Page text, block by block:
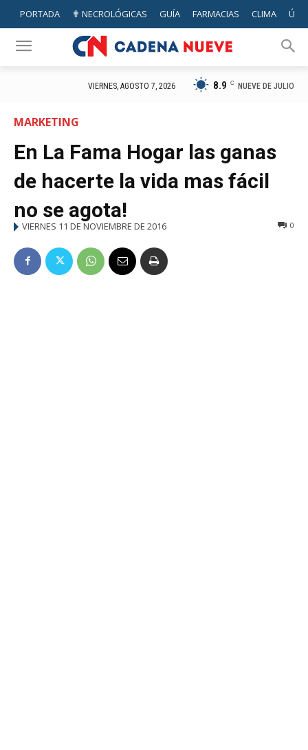
PORTADA ✟ NECROLÓGICAS GUÍA FARMACIAS CLIMA
VIERNES, AGOSTO 7, 2026 8.9 C NUEVE DE JULIO
MARKETING
En La Fama Hogar las ganas
de hacerte la vida mas fácil
no se agota!
VIERNES 11 DE NOVIEMBRE DE 2016 0